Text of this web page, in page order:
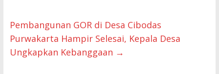
Pembangunan GOR di Desa Cibodas
Purwakarta Hampir Selesai, Kepala Desa
Ungkapkan Kebanggaan →